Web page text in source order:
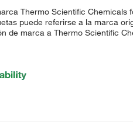
Thermo Scientific
puede referirse a la marca
de marca a Thermo Scientific